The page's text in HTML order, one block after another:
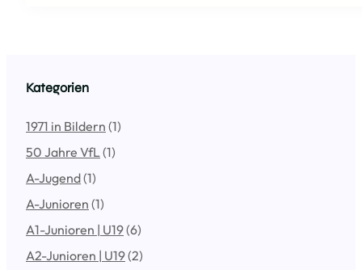
Kategorien
1971 in Bildern (1)
50 Jahre VfL(1)
A-Jugend(1)
A-Junioren (1)
A1-Junioren | U19(6)
A2-Junioren | U19(2)